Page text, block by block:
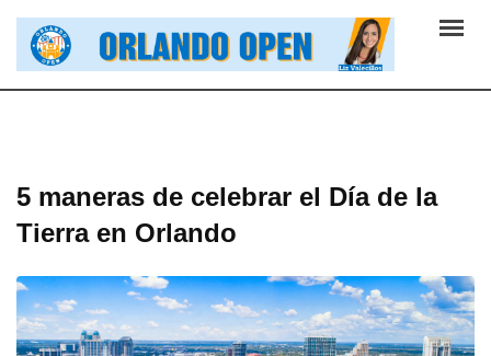
content
5 maneras de celebrar el Día de la
Tierra en Orlando